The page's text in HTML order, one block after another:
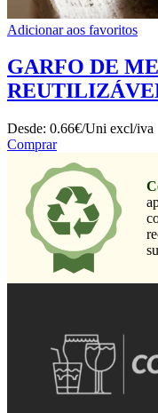
Adicionar aos favoritos
GARFO DE
Desde: 0.66€/Uni excl/iva
Comprar